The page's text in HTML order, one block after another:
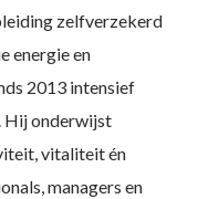
zelfverzekerd
energie en
2013 intensief
Hij onderwijst
vitaliteit én
managers en